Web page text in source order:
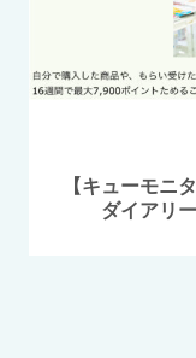
【キューモニ
ダイアリ